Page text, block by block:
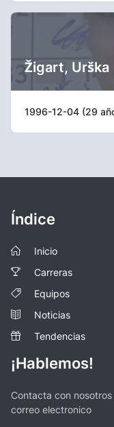
Žigart, Urška
1996-12-04 (29
Índice
Inicio
Carreras
Equipos
Noticias
Tendencias
¡Hablemos!
Contacta con
correo electronico